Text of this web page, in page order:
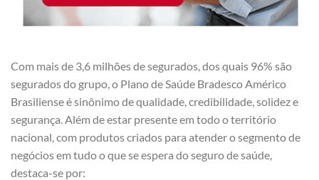
Com mais de 3,6 milhões de segurados, dos quais 96% são
segurados do grupo, o Plano de Saúde Bradesco Américo
Brasiliense é sinônimo de qualidade, credibilidade, solidez e
segurança. Além de estar presente em todo o território
nacional, com produtos criados para atender o segmento de
negócios em tudo o que se espera do seguro de saúde,
destaca-se por: